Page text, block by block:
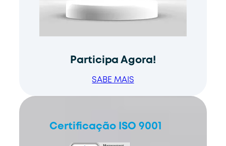
Participa Agora!
SABE MAIS
Certificação ISO 9001